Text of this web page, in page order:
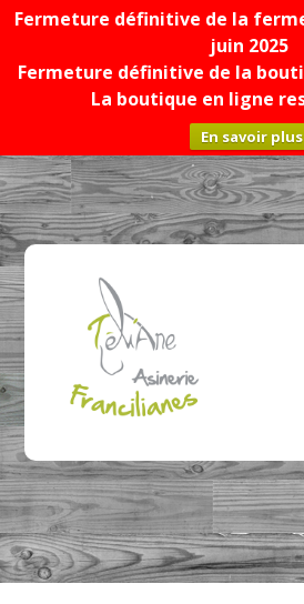
Fermeture définitive de la
juin 2025
Fermeture définitive de la
La boutique en ligne
En savoir plus